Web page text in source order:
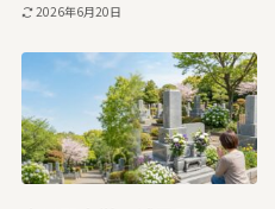
2026年6月20日